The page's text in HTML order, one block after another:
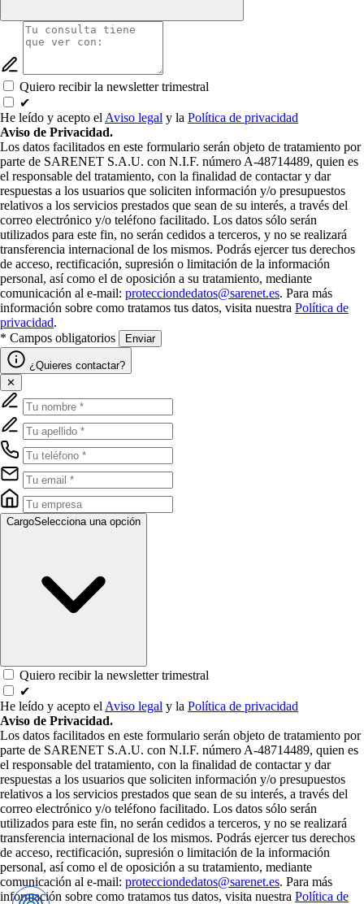
Quiero recibir la newsletter trimestral
✔
He leído y acepto elAviso legal y la Política de privacidad
Aviso de Privacidad.
Los datos facilitados en este formulario serán objeto de tratamiento por
parte de SARENET S.A.U. con N.I.F. número A-48714489, quien es
el responsable del tratamiento, con la finalidad de contactar y dar
respuestas a los usuarios que soliciten información y/o presupuestos
relativos a los servicios prestados que sean de su interés, a través del
correo electrónico y/o teléfono facilitado. Los datos sólo serán
utilizados para este fin, no serán cedidos a terceros, y no se realizará
transferencia internacional de los mismos. Podrás ejercer tus derechos
de acceso, rectificación, supresión o limitación de la información
personal, así como el de oposición a su tratamiento, mediante
comunicación al e-mail: protecciondedatos@sarenet.es. Para más
información sobre como tratamos tus datos, visita nuestra Política de
privacidad.
* Campos obligatorios
Enviar
¿Quieres contactar?
✕
CargoSelecciona una opción
Quiero recibir la newsletter trimestral
✔
He leído y acepto elAviso legal y la Política de privacidad
Aviso de Privacidad.
Los datos facilitados en este formulario serán objeto de tratamiento por
parte de SARENET S.A.U. con N.I.F. número A-48714489, quien es
el responsable del tratamiento, con la finalidad de contactar y dar
respuestas a los usuarios que soliciten información y/o presupuestos
relativos a los servicios prestados que sean de su interés, a través del
correo electrónico y/o teléfono facilitado. Los datos sólo serán
utilizados para este fin, no serán cedidos a terceros, y no se realizará
transferencia internacional de los mismos. Podrás ejercer tus derechos
de acceso, rectificación, supresión o limitación de la información
personal, así como el de oposición a su tratamiento, mediante
comunicación al e-mail: protecciondedatos@sarenet.es. Para más
información sobre como tratamos tus datos, visita nuestra Política de